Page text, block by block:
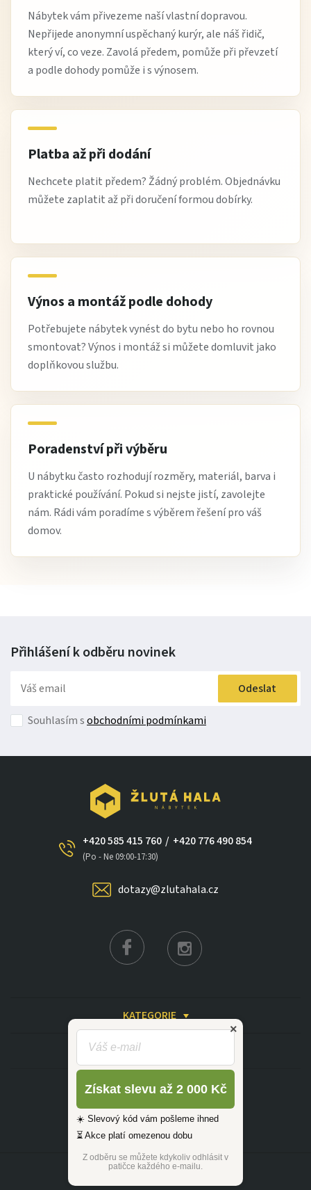
Nábytek vám přivezeme naší vlastní dopravou.
Nepřijede anonymní uspěchaný kurýr, ale náš řidič,
který ví, co veze. Zavolá předem, pomůže při převzetí
a podle dohody pomůže i s výnosem.
Platba až při dodání
Nechcete platit předem? Žádný problém. Objednávku
můžete zaplatit až při doručení formou dobírky.
Výnos a montáž podle dohody
Potřebujete nábytek vynést do bytu nebo ho rovnou
smontovat? Výnos i montáž si můžete domluvit jako
doplňkovou službu.
Poradenství při výběru
U nábytku často rozhodují rozměry, materiál, barva i
praktické používání. Pokud si nejste jistí, zavolejte
nám. Rádi vám poradíme s výběrem řešení pro váš
domov.
Přihlášení k odběru novinek
Odeslat
Souhlasím sobchodními podmínkami
+420 585 415 760
(Po - Ne 09:00-17:30)
/ +420 776 490 854
dotazy@zlutahala.cz
KATEGORIE
INFORMACE
©2026 ŽLUTÁ HALA
Získat slevu až 2 000 Kč
☀️ Slevový kód vám pošleme ihned
⏳ Akce platí omezenou dobu
Z odběru se můžete kdykoliv odhlásit v
patičce každého e-mailu.